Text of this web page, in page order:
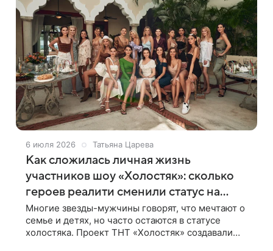
6 июля 2026 Татьяна Царева
Как сложилась личная жизнь
участников шоу «Холостяк»: сколько
героев реалити сменили статус на
«женат»
Многие звезды-мужчины говорят, что мечтают о
семье и детях, но часто остаются в статусе
холостяка. Проект ТНТ «Холостяк» создавали